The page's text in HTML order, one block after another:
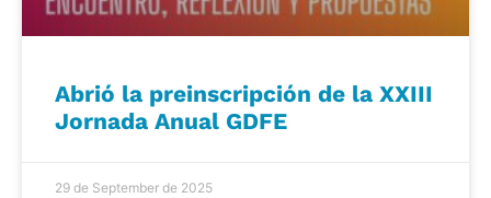
Abrió la preinscripción de la XXIII
Jornada Anual GDFE
29 de September de 2025